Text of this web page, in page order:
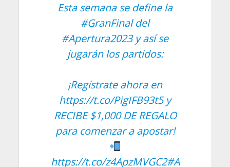
Esta semana se define la
#GranFinaldel
#Apertura2023y así se
jugarán los partidos:
¡Regístrate ahora en
https://t.co/PigIFB93t5y
RECIBE $1,000 DE REGALO
para comenzar a apostar!
https://t.co/z4ApzMVGC2#A